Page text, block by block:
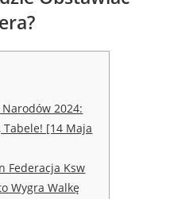
2024:
Tabele! [14 Maja
Federacja Ksw
Wygra Walkę